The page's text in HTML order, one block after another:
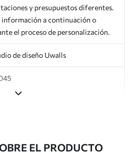
y presupuestos diferentes.
información a continuación o
el proceso de personalización.
de diseño Uwalls
con recubrimiento de barniz
EL PRODUCTO